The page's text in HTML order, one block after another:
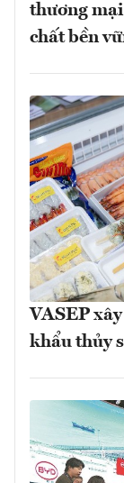
thương
chất bền
VASEP
khẩu thủy